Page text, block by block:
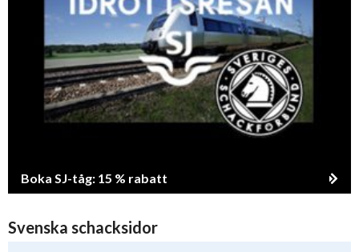
Boka SJ-tåg: 15 % rabatt
Svenska schacksidor